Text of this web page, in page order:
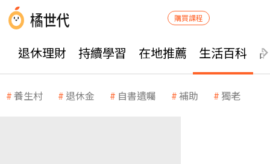
購買課程
退休理財 持續學習 在地推薦 生活百科
養生村 退休金 自書遺囑 補助 獨老